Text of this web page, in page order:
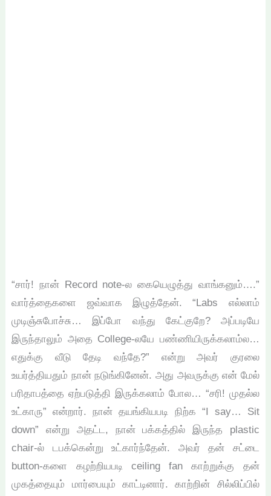
“சார்! நான் Record note-ல கையெழுத்து வாங்கனும்….”
வார்த்தைகளை ஜவ்வாக இழுத்தேன். “Labs எல்லாம்
முடிஞ்சுபோச்சு… இப்போ வந்து கேட்குறே? அப்படியே
இருந்தாலும் அதை College-லயே பண்ணியிருக்கலாம்ல…
எதுக்கு வீடு தேடி வந்தே?” என்று அவர் குரலை
உயர்த்தியதும் நான் நடுங்கினேன். அது அவருக்கு என் மேல்
பரிதாபத்தை ஏற்படுத்தி இருக்கலாம் போல… “சரி! முதல்ல
உட்காரு” என்றார். நான் தயங்கியபடி நிற்க “I say… Sit
down” என்று அதட்ட, நான் பக்கத்தில் இருந்த plastic
chair-ல் டபக்கென்று உட்கார்ந்தேன். அவர் தன் சட்டை
button-களை கழற்றியபடி ceiling fan காற்றுக்கு தன்
முகத்தையும் மார்பையும் காட்டினார். காற்றின் சில்லிப்பில்